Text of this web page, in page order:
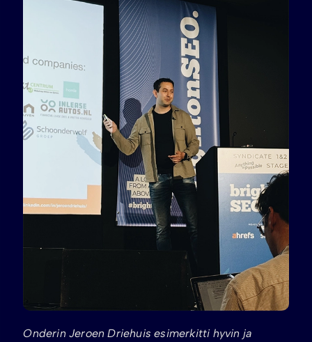
Onderin Jeroen Driehuis esimerkitti hyvin ja